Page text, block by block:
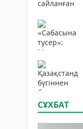
СҰХБАТ